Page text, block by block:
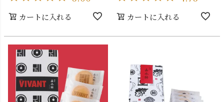
カートに入れる カートに入れる